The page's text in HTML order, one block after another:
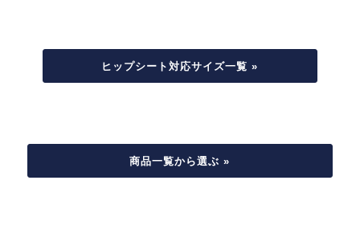
ヒップシート対応サイズ一覧 »
商品一覧から選ぶ »